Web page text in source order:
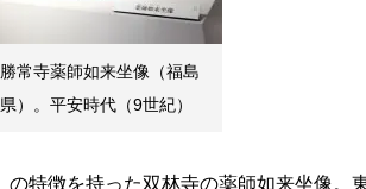
勝常寺薬師如来坐像（福島
県）。平安時代（9世紀）
特徴を持った双林寺の薬師如来坐像。